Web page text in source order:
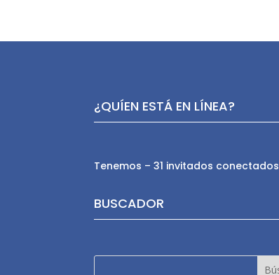
¿QUÍEN ESTÁ EN LÍNEA?
Tenemos – 31 invitados conectados
BUSCADOR